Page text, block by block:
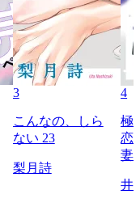
3
こんなの、しら
ない 23
梨月詩
4
極
恋
妻
井